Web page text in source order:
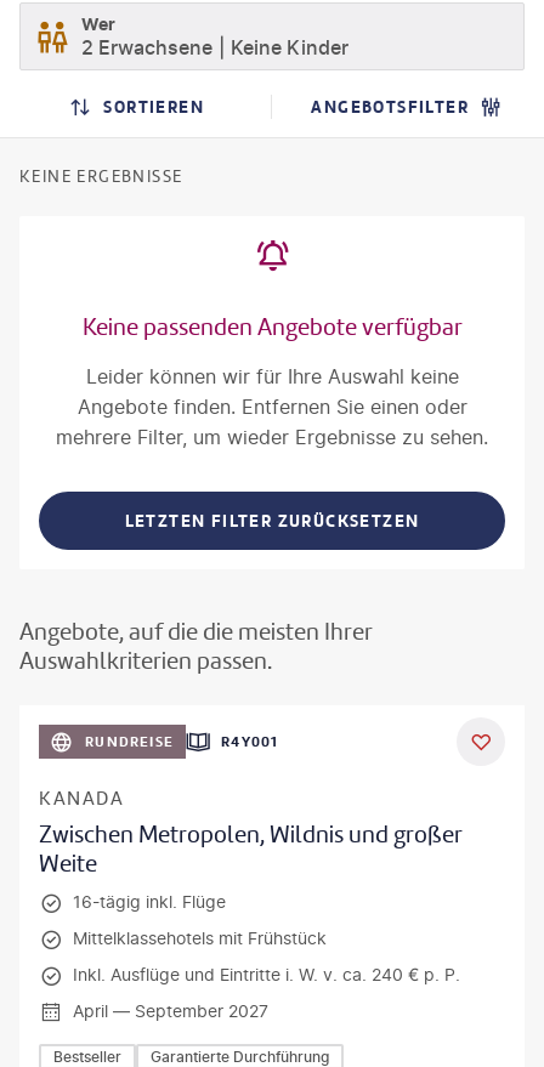
Wer
2 Erwachsene Keine Kinder
SORTIEREN ANGEBOTSFILTER
KEINE ERGEBNISSE
Keine passenden Angebote verfügbar
Leider können wir für Ihre Auswahl keine
Angebote finden. Entfernen Sie einen oder
mehrere Filter, um wieder Ergebnisse zu sehen.
LETZTEN FILTER ZURÜCKSETZEN
Angebote, auf die die meisten Ihrer
Auswahlkriterien passen.
RUNDREISE R4Y001
KANADA
Zwischen Metropolen, Wildnis und großer
Weite
16-tägig inkl. Flüge
Mittelklassehotels mit Frühstück
Inkl. Ausflüge und Eintritte i. W. v. ca. 240 € p. P.
April — September 2027
Bestseller
Garantierte Durchführung